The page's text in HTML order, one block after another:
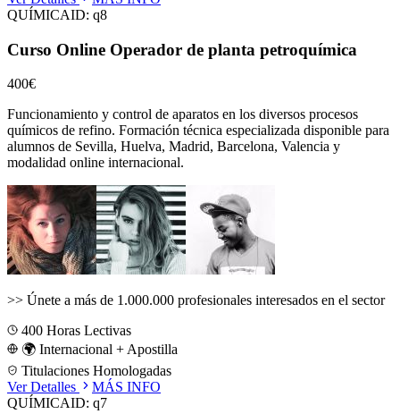
QUÍMICAID: q8
Curso Online Operador de planta petroquímica
400€
Funcionamiento y control de aparatos en los diversos procesos
químicos de refino. Formación técnica especializada disponible para
alumnos de Sevilla, Huelva, Madrid, Barcelona, Valencia y
modalidad online internacional.
>> Únete a más de 1.000.000 profesionales interesados en el sector
400 Horas Lectivas
🌍 Internacional + Apostilla
Titulaciones Homologadas
Ver Detalles
MÁS INFO
QUÍMICAID: q7